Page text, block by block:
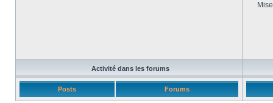
Activité dans les forums
Posts Forums